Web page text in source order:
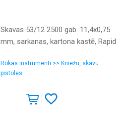
Skavas 53/12 2500 gab. 11,4x0,75
mm, sarkanas, kartona kastē, Rapid
Rokas instrumenti >> Kniežu, skavu
pistoles